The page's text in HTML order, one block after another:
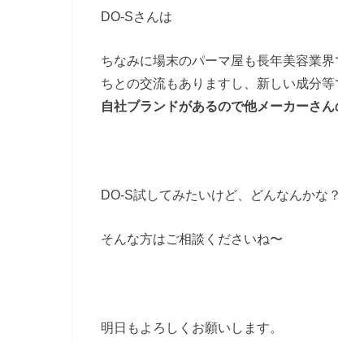
DO-Sさんは
ちなみに場末のパーマ屋も長年美容業
ちとの交流もありますし、新しい成分
自社ブランドがあるので他メーカーさ
DO-S試してみたいけど、どんなんかな？
そんな方はご相談くださいね〜
明日もよろしくお願いします。